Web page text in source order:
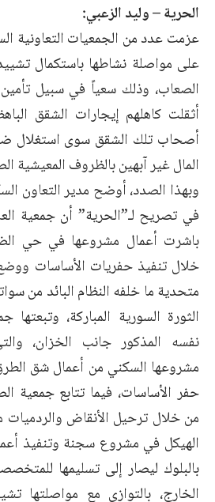
الحرية – وليد الزعبي:
عزمت عدد من الجمعيات التعاونية
على مواصلة نشاطها باستكمال
الصعاب، وذلك سعياً في سبيل تأمين
أثقلت كاهلهم إيجارات الشقق
أصحاب تلك الشقق سوى استغلال
المال غير آبهين بالظروف المعيشية
وبهذا الصدد، أوضح مدير التعاون
في تصريح لـ”الحرية” أن جمعية
باشرت أعمال مشروعها في حي
خلال تنفيذ حفريات الأساسات ووضع
متحدية ما خلفه النظام البائد من
الثورة السورية المباركة،
نفسه المذكور جانب الخزان،
مشروعها السكني من أعمال شق
حفر الأساسات، فيما تتابع جمعية
من خلال ترحيل الأنقاض والردميات
الهيكل في مشروع سجنة وتنفيذ
بالبلوك ليصار إلى تسليمها
الخارج، بالتوازي مع مواصلتها